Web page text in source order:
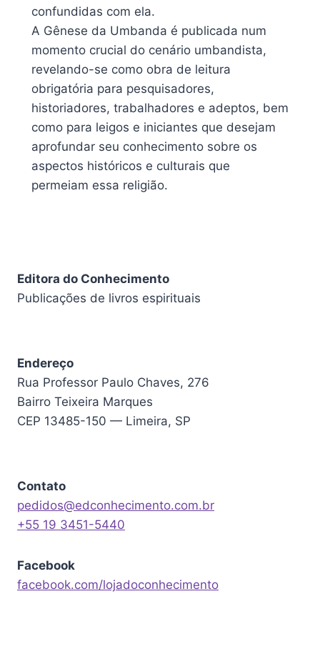
confundidas com ela.
A Gênese da Umbanda é publicada num
momento crucial do cenário umbandista,
revelando-se como obra de leitura
obrigatória para pesquisadores,
historiadores, trabalhadores e adeptos, bem
como para leigos e iniciantes que desejam
aprofundar seu conhecimento sobre os
aspectos históricos e culturais que
permeiam essa religião.
Editora do Conhecimento
Publicações de livros espirituais
Endereço
Rua Professor Paulo Chaves, 276
Bairro Teixeira Marques
CEP 13485-150 — Limeira, SP
Contato
pedidos@edconhecimento.com.br
+55 19 3451-5440
Facebook
facebook.com/lojadoconhecimento